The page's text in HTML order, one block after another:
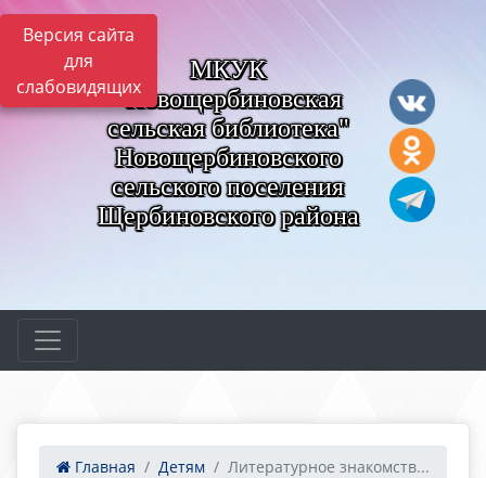
Версия сайта
для
слабовидящих
МКУК
"Новощербиновская
сельская библиотека"
Новощербиновского
сельского поселения
Щербиновского района
Главная Детям Литературное знакомств...